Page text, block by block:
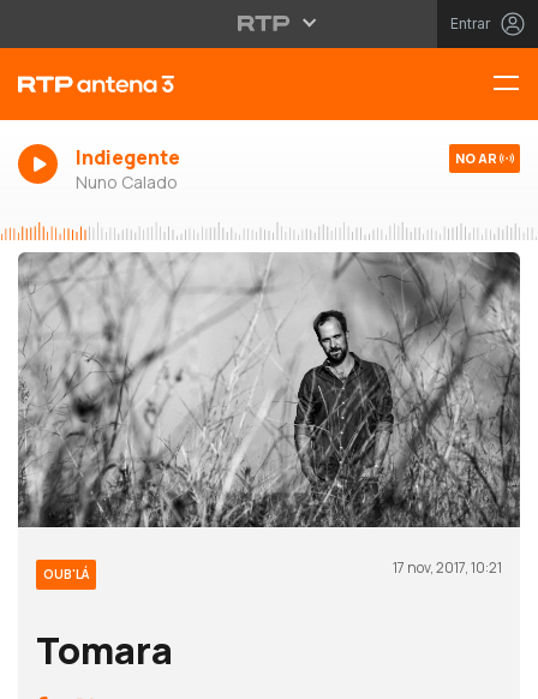
Entrar
Indiegente
Nuno Calado
NO AR
OUB'LÁ 17 nov, 2017, 10:21
Tomara